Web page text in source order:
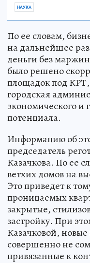
НАУКА
По ее словам,
на дальнейшее
деньги без
было решено
площадок под
городская
экономического и
потенциала.
Информацию об
председатель
Казачкова. По ее
ветхих домов на
Это приведет к
проницаемых
закрытые,
застройку. При
Казачковой,
совершенно не
привязанные к